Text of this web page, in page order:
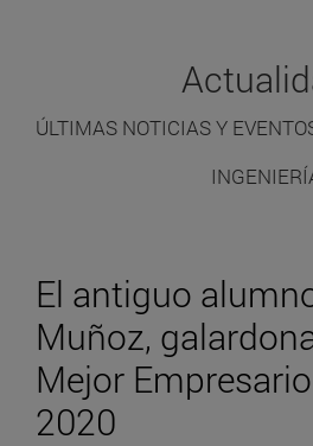
ÚLTIMAS NOTICIAS Y
El antiguo
Muñoz,
Mejor
2020